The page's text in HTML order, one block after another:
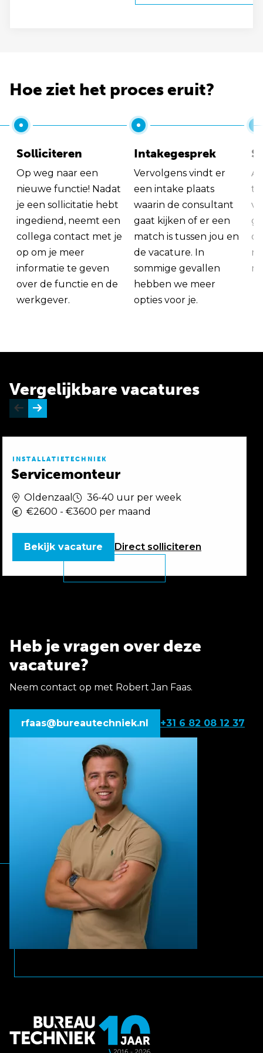
Hoe ziet het proces eruit?
Solliciteren
Op weg naar een
nieuwe functie! Nadat
je een sollicitatie hebt
ingediend, neemt een
collega contact met je
op om je meer
informatie te geven
over de functie en de
werkgever.
Intakegesprek
Vervolgens vindt er
een intake plaats
waarin de consultant
gaat kijken of er een
match is tussen jou en
de vacature. In
sommige gevallen
hebben we meer
opties voor je.
Vergelijkbare vacatures
INSTALLATIETECHNIEK
Servicemonteur
Oldenzaal
36-40 uur per week
€2600 - €3600 per maand
Direct solliciteren
Bekijk vacature
Heb je vragen over deze
vacature?
Neem contact op met Robert Jan Faas.
rfaas@bureautechniek.nl +31 6 82 08 12 37